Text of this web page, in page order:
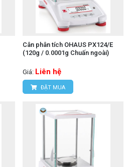
Cân phân tích OHAUS PX124/E
(120g / 0.0001g Chuấn ngoài)
Giá: Liên hệ
ĐẶT MUA